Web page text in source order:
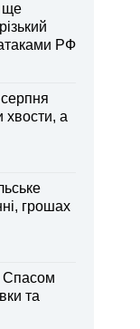
ще
РФ
хвости, а
грошах
Спасом
та